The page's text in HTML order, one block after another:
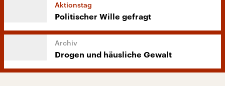
Aktionstag
Politischer Wille gefragt
Drogen und häusliche Gewalt